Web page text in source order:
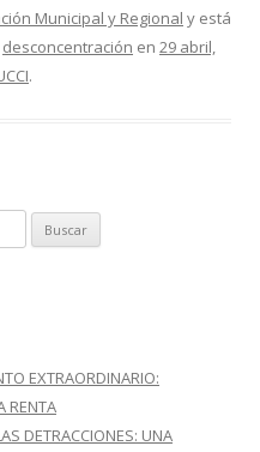
Municipal y Regional y está
desconcentración en 29 abril,
.
EXTRAORDINARIO:
RENTA
DETRACCIONES: UNA